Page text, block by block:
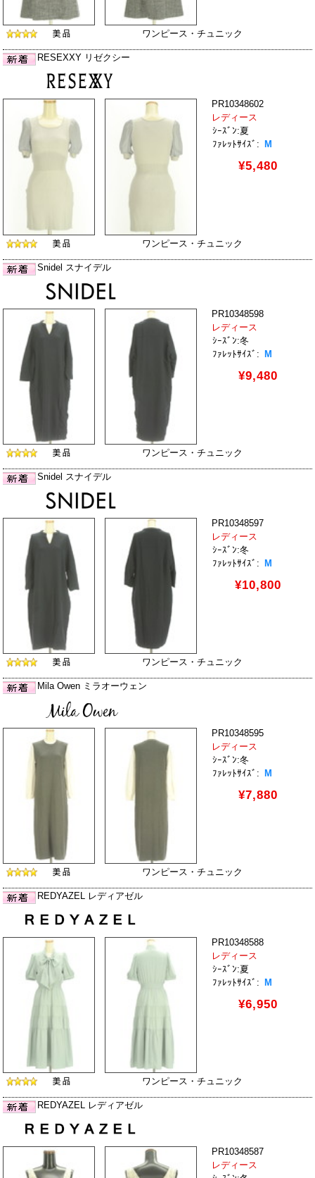
ワンピース・チュニック
RESEXXY リゼクシー
PR10348602
レディース
ｼｰｽﾞﾝ:夏
ﾌｧﾚｯﾄｻｲｽﾞ:
M
¥5,480
ワンピース・チュニック
Snidel スナイデル
PR10348598
レディース
ｼｰｽﾞﾝ:冬
ﾌｧﾚｯﾄｻｲｽﾞ:
M
¥9,480
ワンピース・チュニック
Snidel スナイデル
PR10348597
レディース
ｼｰｽﾞﾝ:冬
ﾌｧﾚｯﾄｻｲｽﾞ:
M
¥10,800
ワンピース・チュニック
Mila Owen ミラオーウェン
PR10348595
レディース
ｼｰｽﾞﾝ:冬
ﾌｧﾚｯﾄｻｲｽﾞ: M
¥7,880
ワンピース・チュニック
REDYAZEL レディアゼル
PR10348588
レディース
ｼｰｽﾞﾝ:夏
ﾌｧﾚｯﾄｻｲｽﾞ:
M
¥6,950
ワンピース・チュニック
REDYAZEL レディアゼル
PR10348587
レディース